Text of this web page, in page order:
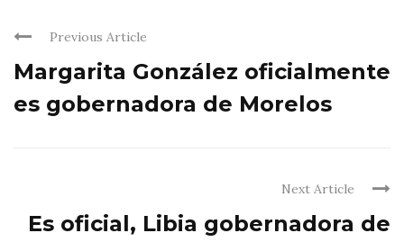
Previous Article
Margarita González oficialmente
es gobernadora de Morelos
Next Article
Es oficial, Libia gobernadora de